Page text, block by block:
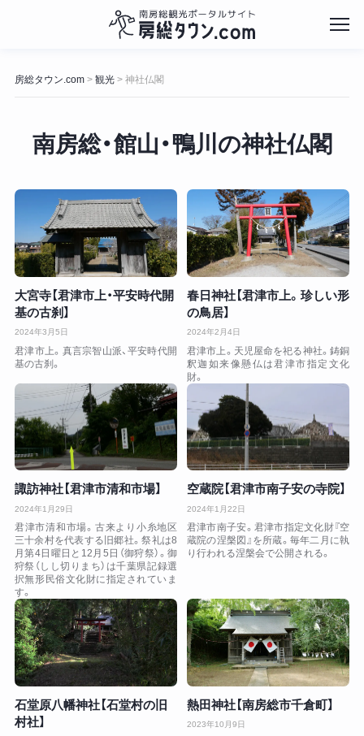
ン
ッ
房総タウン.com> 観光> 神社仏閣
南房総・館山・鴨川の神社仏閣
大宮寺【君津市上・平安時代開
基の古刹】
2024年3月5日
君津市上。真言宗智山派、平安時代開
基の古刹。
春日神社【君津市上。珍しい形
の鳥居】
2024年2月4日
君津市上。天児屋命を祀る神社。鋳銅
釈迦如来像懸仏は君津市指定文化
財。
諏訪神社【君津市清和市場】
2024年1月29日
君津市清和市場。古来より小糸地区
三十余村を代表する旧郷社。祭礼は8
月第4日曜日と12月5日（御狩祭）。御
狩祭（しし切りまち）は千葉県記録選
択無形民俗文化財に指定されていま
す。
空蔵院【君津市南子安の寺院】
2024年1月22日
君津市南子安。君津市指定文化財『空
蔵院の涅槃図』を所蔵。毎年二月に執
り行われる涅槃会で公開される。
石堂原八幡神社【石堂村の旧
村社】
熱田神社【南房総市千倉町】
2023年10月9日